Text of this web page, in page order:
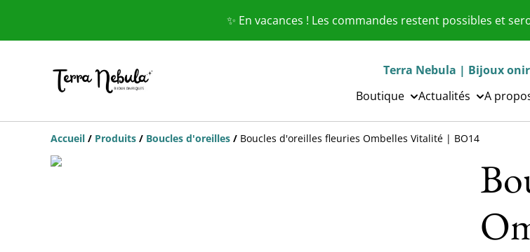
✨ En vacances ! Les commandes restent possibles et
Terra Nebula | Bijoux
Boutique
Actualités A
Accueil / Produits / Boucles d'oreilles / Boucles d'oreilles fleuries Ombelles Vitalité | BO14